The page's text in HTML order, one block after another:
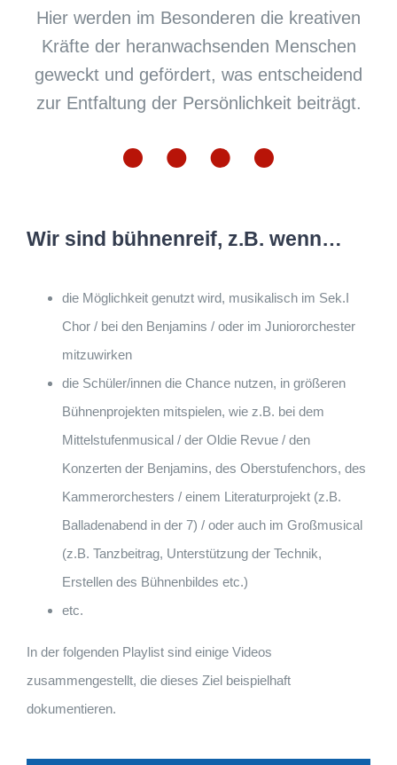
Hier werden im Besonderen die kreativen
Kräfte der heranwachsenden Menschen
geweckt und gefördert, was entscheidend
zur Entfaltung der Persönlichkeit beiträgt.
Wir sind bühnenreif, z.B. wenn…
die Möglichkeit genutzt wird, musikalisch im Sek.I
Chor / bei den Benjamins / oder im Juniororchester
mitzuwirken
die Schüler/innen die Chance nutzen, in größeren
Bühnenprojekten mitspielen, wie z.B. bei dem
Mittelstufenmusical / der Oldie Revue / den
Konzerten der Benjamins, des Oberstufenchors, des
Kammerorchesters / einem Literaturprojekt (z.B.
Balladenabend in der 7) / oder auch im Großmusical
(z.B. Tanzbeitrag, Unterstützung der Technik,
Erstellen des Bühnenbildes etc.)
etc.
In der folgenden Playlist sind einige Videos
zusammengestellt, die dieses Ziel beispielhaft
dokumentieren.